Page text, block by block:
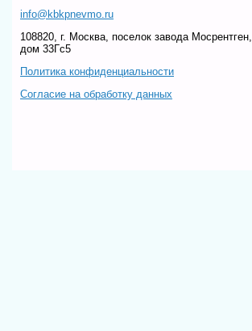
info@kbkpnevmo.ru
108820, г. Москва, поселок завода Мосрентген,
дом 33Гс5
Политика конфиденциальности
Согласие на обработку данных